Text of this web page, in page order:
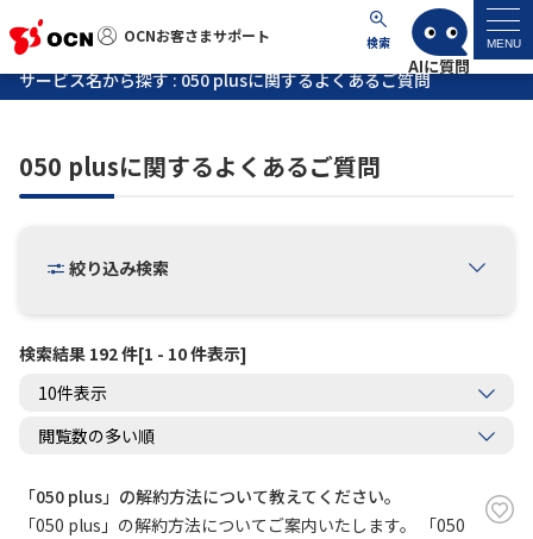
OCNお客さまサポート 検索 MENU
OCNお客さまサポート
マイページ
サポートトップ
よくあるご質問
工事・故障情報
お問い合わせ
サービス名から探す : 050 plusに関するよくあるご質問
050 plusに関するよくあるご質問
絞り込み検索
検索結果 192 件[1 - 10 件表示]
「050 plus」の解約方法について教えてください。
「050 plus」の解約方法についてご案内いたします。 「050